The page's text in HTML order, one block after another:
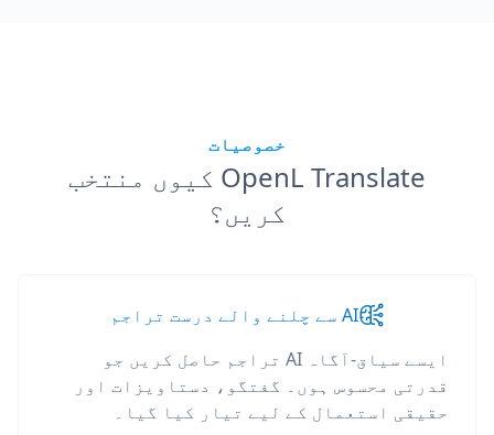
خصوصیات
OpenL Translate کیوں منتخب
کریں؟
AI سے چلنے والے درست تراجم
ایسے سیاق-آگاہ AI تراجم حاصل کریں جو
قدرتی محسوس ہوں۔ گفتگو، دستاویزات اور
حقیقی استعمال کے لیے تیار کیا گیا۔